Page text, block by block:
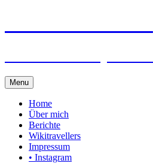
Menu Skip
to
content
Home
Über mich
Berichte
Wikitravellers
Impressum
• Instagram